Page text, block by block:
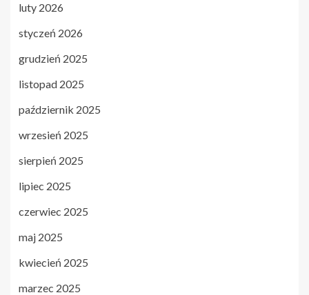
luty 2026
styczeń 2026
grudzień 2025
listopad 2025
październik 2025
wrzesień 2025
sierpień 2025
lipiec 2025
czerwiec 2025
maj 2025
kwiecień 2025
marzec 2025